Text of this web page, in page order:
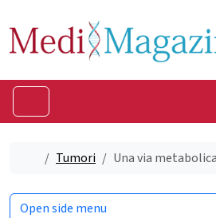
HomeTumori Una via
Open side menu